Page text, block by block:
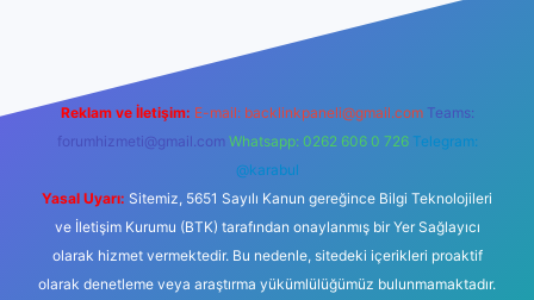
Reklam ve İletişim: E-mail: backlinkpaneli@gmail.com Teams:
forumhizmeti@gmail.com Whatsapp: 0262 606 0 726 Telegram:
@karabul
Yasal Uyarı: Sitemiz, 5651 Sayılı Kanun gereğince Bilgi Teknolojileri
ve İletişim Kurumu (BTK) tarafından onaylanmış bir Yer Sağlayıcı
olarak hizmet vermektedir. Bu nedenle, sitedeki içerikleri proaktif
olarak denetleme veya araştırma yükümlülüğümüz bulunmamaktadır.